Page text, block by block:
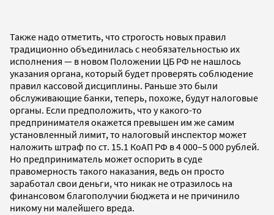
Также надо отметить, что строгость новых правил
традиционно объединилась с необязательностью их
исполнения — в новом Положении ЦБ РФ не нашлось
указания органа, который будет проверять соблюдение
правил кассовой дисциплины. Раньше это были
обслуживающие банки, теперь, похоже, будут налоговые
органы. Если предположить, что у какого-то
предпринимателя окажется превышен им же самим
установленный лимит, то налоговый инспектор может
наложить штраф по ст. 15.1 КоАП РФ в 4 000–5 000 рублей.
Но предприниматель может оспорить в суде
правомерность такого наказания, ведь он просто
заработал свои деньги, что никак не отразилось на
финансовом благополучии бюджета и не причинило
никому ни малейшего вреда.